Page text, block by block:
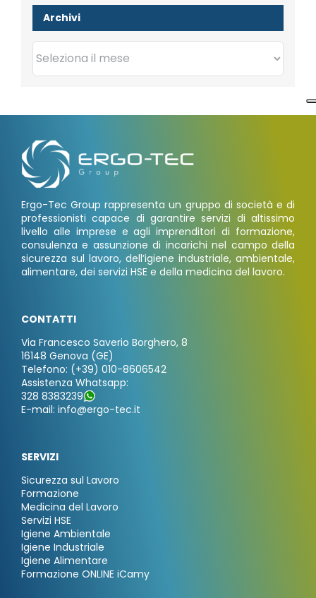
Archivi
Archivi
Ergo-Tec Group rappresenta un gruppo di società e di
professionisti capace di garantire servizi di altissimo
livello alle imprese e agli imprenditori di formazione,
consulenza e assunzione di incarichi nel campo della
sicurezza sul lavoro, dell’igiene industriale, ambientale,
alimentare, dei servizi HSE e della medicina del lavoro.
CONTATTI
Via Francesco Saverio Borghero, 8
16148 Genova (GE)
Telefono: (+39) 010-8606542
Assistenza Whatsapp:
328 8383239
E-mail: info@ergo-tec.it
SERVIZI
Sicurezza sul Lavoro
Formazione
Medicina del Lavoro
Servizi HSE
Igiene Ambientale
Igiene Industriale
Igiene Alimentare
Formazione ONLINE iCamy